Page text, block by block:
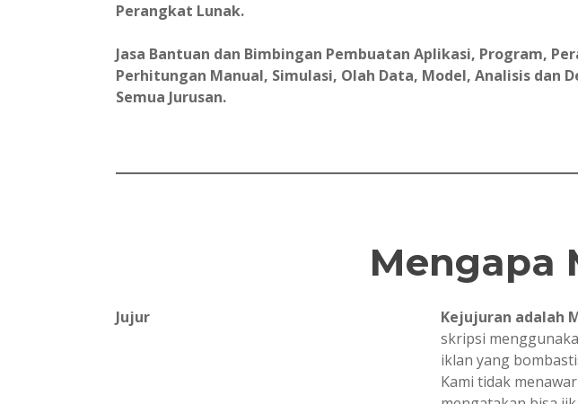
Perangkat Lunak.
Jasa Bantuan dan Bimbingan Pembuatan Aplikasi, Program,
Perhitungan Manual, Simulasi, Olah Data, Model, Analisis dan
Semua Jurusan.
Mengapa
Jujur Kejujuran adalah
skripsi
iklan yang
Kami tidak